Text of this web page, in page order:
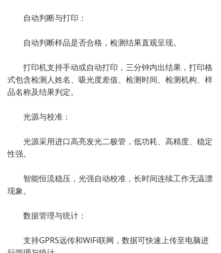
自动判断与打印：
自动判断样品是否合格，检测结果直观呈现。
打印机支持手动或自动打印，三分钟内出结果，打印格
式包含检测人姓名、吸光度差值、检测时间、检测机构、样
品名称及结果判定。
光源与校准：
光源采用进口高亮发光二极管，低功耗、高精度、稳定
性强。
智能恒流稳压，光强自动校准，长时间连续工作无温漂
现象。
数据管理与统计：
支持GPRS远传和WiFi联网，数据可快速上传至电脑进